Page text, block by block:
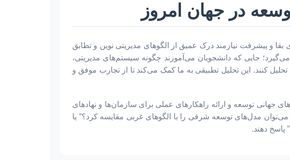
در جهان امروز
و پیشرفت نیازمند درک عمیق از الگوهای مدیریتی نوین و تطابق
جایی که دانشجویان می‌آموزند چگونه سیستم‌های مدیریتی،
کنند. این تحلیل تطبیقی به ما کمک می‌کند تا از تجارب موفق و
جهانی توسعه و ارائه راهکارهای عملی برای سازمان‌ها و نهادهای
می‌توان مدل‌های توسعه شرقی را با الگوهای غربی مقایسه کرد؟” یا
پاسخ دهند.